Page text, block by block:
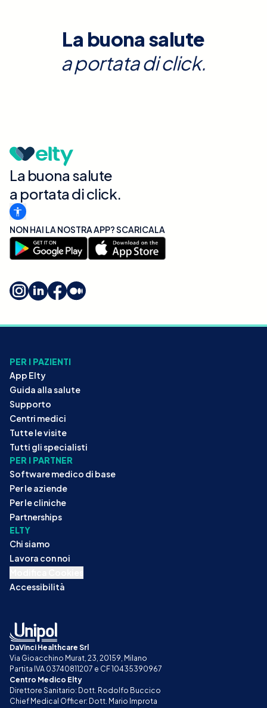
La buona salute
a portata di click.
La buona salute
a portata di click.
NON HAI LA NOSTRA APP? SCARICALA
PER I PAZIENTI
App Elty
Guida alla salute
Supporto
Centri medici
Tutte le visite
Tutti gli specialisti
PER I PARTNER
Software medico di base
Per le aziende
Per le cliniche
Partnerships
ELTY
Chi siamo
Lavora con noi
Accessibilità
DaVinci Healthcare Srl
Via Gioacchino Murat, 23, 20159, Milano
Partita IVA 03740811207 e CF 10435390967
Centro Medico Elty
Direttore Sanitario: Dott. Rodolfo Buccico
Chief Medical Officer: Dott. Mario Improta